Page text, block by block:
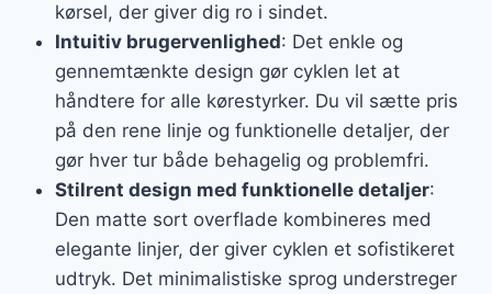
kørsel, der giver dig ro i sindet.
Intuitiv brugervenlighed: Det enkle og
gennemtænkte design gør cyklen let at
håndtere for alle kørestyrker. Du vil sætte pris
på den rene linje og funktionelle detaljer, der
gør hver tur både behagelig og problemfri.
Stilrent design med funktionelle detaljer:
Den matte sort overflade kombineres med
elegante linjer, der giver cyklen et sofistikeret
udtryk. Det minimalistiske sprog understreger